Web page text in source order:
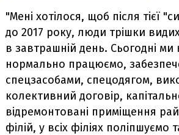
"Мені хотілося, щоб після тієї
до 2017 року, люди трішки
в завтрашній день. Сьогодні ми
нормально працюємо,
спецзасобами, спецодягом,
колективний договір,
відремонтовані приміщення
філій, у всіх філіях поліпшуємо